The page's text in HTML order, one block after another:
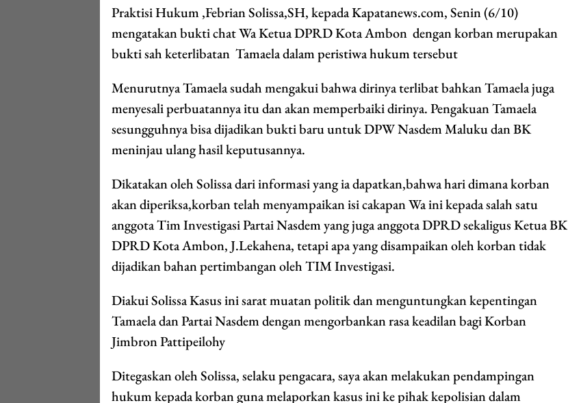
Praktisi Hukum ,Febrian Solissa,SH, kepada Kapatanews.com, Senin (6/10)
mengatakan bukti chat Wa Ketua DPRD Kota Ambon dengan korban merupakan
bukti sah keterlibatan Tamaela dalam peristiwa hukum tersebut
Menurutnya Tamaela sudah mengakui bahwa dirinya terlibat bahkan Tamaela juga
menyesali perbuatannya itu dan akan memperbaiki dirinya. Pengakuan Tamaela
sesungguhnya bisa dijadikan bukti baru untuk DPW Nasdem Maluku dan BK
meninjau ulang hasil keputusannya.
Dikatakan oleh Solissa dari informasi yang ia dapatkan,bahwa hari dimana korban
akan diperiksa,korban telah menyampaikan isi cakapan Wa ini kepada salah satu
anggota Tim Investigasi Partai Nasdem yang juga anggota DPRD sekaligus Ketua BK
DPRD Kota Ambon, J.Lekahena, tetapi apa yang disampaikan oleh korban tidak
dijadikan bahan pertimbangan oleh TIM Investigasi.
Diakui Solissa Kasus ini sarat muatan politik dan menguntungkan kepentingan
Tamaela dan Partai Nasdem dengan mengorbankan rasa keadilan bagi Korban
Jimbron Pattipeilohy
Ditegaskan oleh Solissa, selaku pengacara, saya akan melakukan pendampingan
hukum kepada korban guna melaporkan kasus ini ke pihak kepolisian dalam